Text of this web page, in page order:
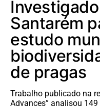
Santarém
estudo
de pragas
Trabalho publicado na
Advances” analisou